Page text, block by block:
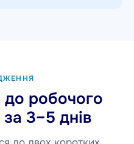
робочого
3–5 днів